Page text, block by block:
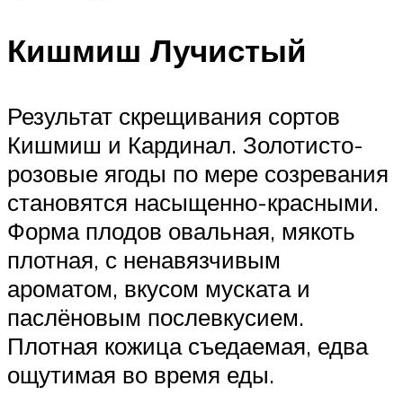
Кишмиш Лучистый
Результат скрещивания сортов
Кишмиш и Кардинал. Золотисто-
розовые ягоды по мере созревания
становятся насыщенно-красными.
Форма плодов овальная, мякоть
плотная, с ненавязчивым
ароматом, вкусом муската и
паслёновым послевкусием.
Плотная кожица съедаемая, едва
ощутимая во время еды.